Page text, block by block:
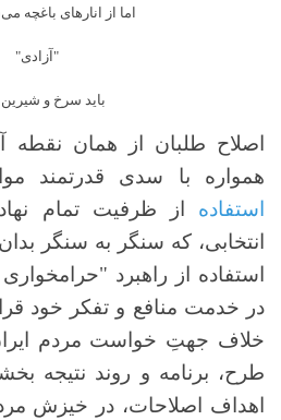
اما از انارهای باغچه
"آزادی"
باید سرخ و
اصلاح طلبان از همان نقطه
همواره با سدی قدرتمند
استفاده از ظرفیت تمام
انتخابی، که سنگر به سنگر
استفاده از راهبرد
در خدمت منافع و تفکر خود
خلاف جهتِ خواست مردم ایران
طرح، برنامه و روند نتیجه
اهداف اصلاحات، در خیزش